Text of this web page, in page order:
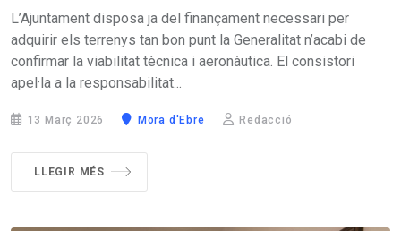
L’Ajuntament disposa ja del finançament necessari per
adquirir els terrenys tan bon punt la Generalitat n’acabi de
confirmar la viabilitat tècnica i aeronàutica. El consistori
apel·la a la responsabilitat...
13 Març 2026 Mora d'Ebre Redacció
LLEGIR MÉS